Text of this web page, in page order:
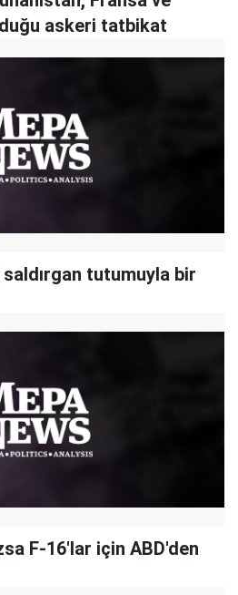
askeri tatbikat
tutumuyla bir
F-16'lar için ABD'den